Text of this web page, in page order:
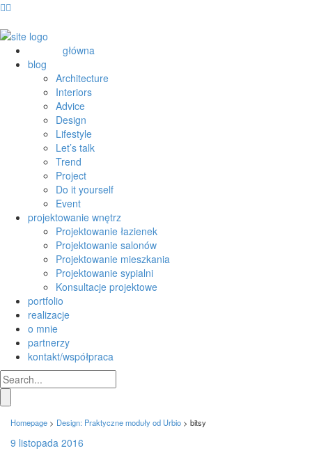
główna
blog
Architecture
Interiors
Advice
Design
Lifestyle
Let’s talk
Trend
Project
Do it yourself
Event
projektowanie wnętrz
Projektowanie łazienek
Projektowanie salonów
Projektowanie mieszkania
Projektowanie sypialni
Konsultacje projektowe
portfolio
realizacje
o mnie
partnerzy
kontakt/współpraca
Homepage > Design: Praktyczne moduły od Urbio > bitsy
9 listopada 2016